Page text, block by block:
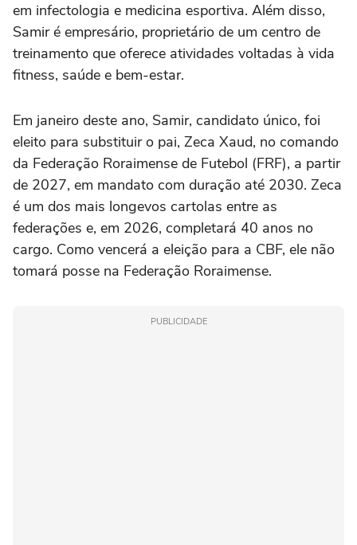
em infectologia e medicina esportiva. Além disso,
Samir é empresário, proprietário de um centro de
treinamento que oferece atividades voltadas à vida
fitness, saúde e bem-estar.
Em janeiro deste ano, Samir, candidato único, foi
eleito para substituir o pai, Zeca Xaud, no comando
da Federação Roraimense de Futebol (FRF), a partir
de 2027, em mandato com duração até 2030. Zeca
é um dos mais longevos cartolas entre as
federações e, em 2026, completará 40 anos no
cargo. Como vencerá a eleição para a CBF, ele não
tomará posse na Federação Roraimense.
PUBLICIDADE